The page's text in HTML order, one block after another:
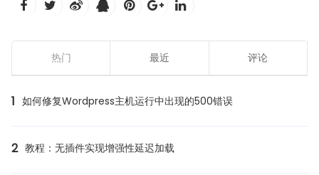
热门 最近 评论
1 如何修复Wordpress主机运行中出现的500错误
2 教程：无插件实现增强性延迟加载